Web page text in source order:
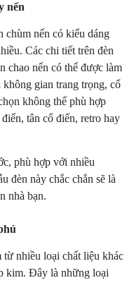
nến
chùm nến có kiểu dáng
Các chi tiết trên đèn
chao nến có thể được làm
gian trang trọng, cổ
không thể phù hợp
tân cổ điển, retro hay
phù hợp với nhiều
đèn này chắc chắn sẽ là
nhà bạn.
nhiều loại chất liệu khác
kim. Đây là những loại